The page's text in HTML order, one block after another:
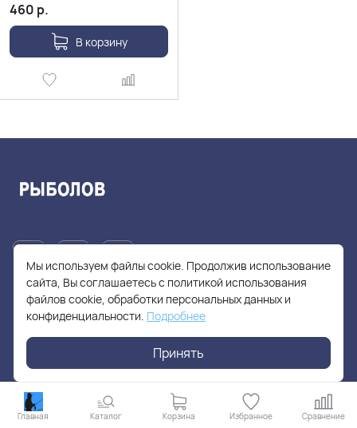
460 р.
В корзину
+7(905)705-55-49
fishhuntershop@yandex.ru
Главная Каталог Корзина Избранное Сравнение
Мы используем файлы cookie. Продолжив использование
сайта, Вы соглашаетесь с политикой использования
файлов cookie, обработки персональных данных и
конфиденциальности. Подробнее
Принять